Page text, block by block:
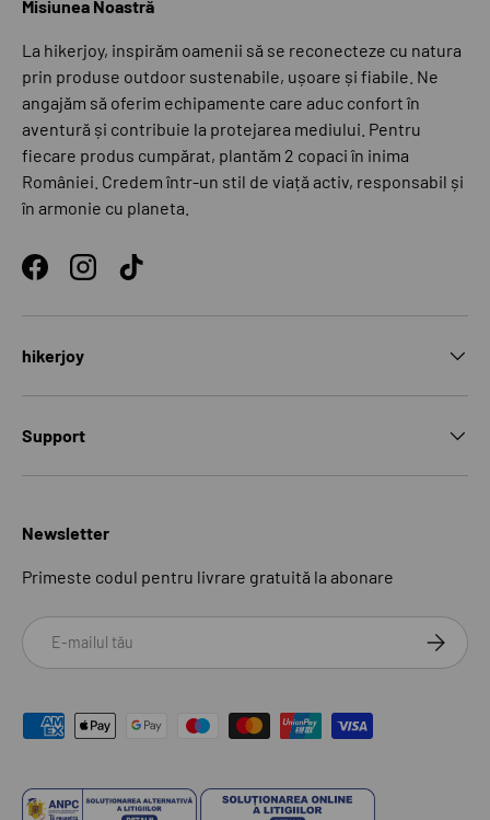
Misiunea Noastră
La hikerjoy, inspirăm oamenii să se reconecteze cu natura
prin produse outdoor sustenabile, ușoare și fiabile. Ne
angajăm să oferim echipamente care aduc confort în
aventură și contribuie la protejarea mediului. Pentru
fiecare produs cumpărat, plantăm 2 copaci în inima
României. Credem într-un stil de viață activ, responsabil și
în armonie cu planeta.
FacebookInstagramTikTok
hikerjoy
Support
Newsletter
Primeste codul pentru livrare gratuită la abonare
Email
Modalități de plată acceptate